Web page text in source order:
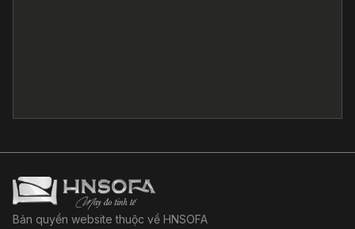
Bản quyền website thuộc về HNSOFA